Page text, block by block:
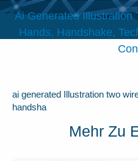
Ai Generated Illustration
Hands, Handshake,
ai generated Illustration two
handsha
Mehr Zu